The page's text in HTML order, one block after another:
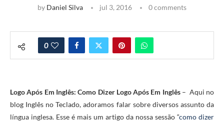
by Daniel Silva jul 3, 2016 0 comments
0
Logo Após Em Inglês: Como Dizer Logo Após Em Inglês– Aqui no
blog Inglês no Teclado, adoramos falar sobre diversos assunto da
língua inglesa. Esse é mais um artigo da nossa sessão “como dizer